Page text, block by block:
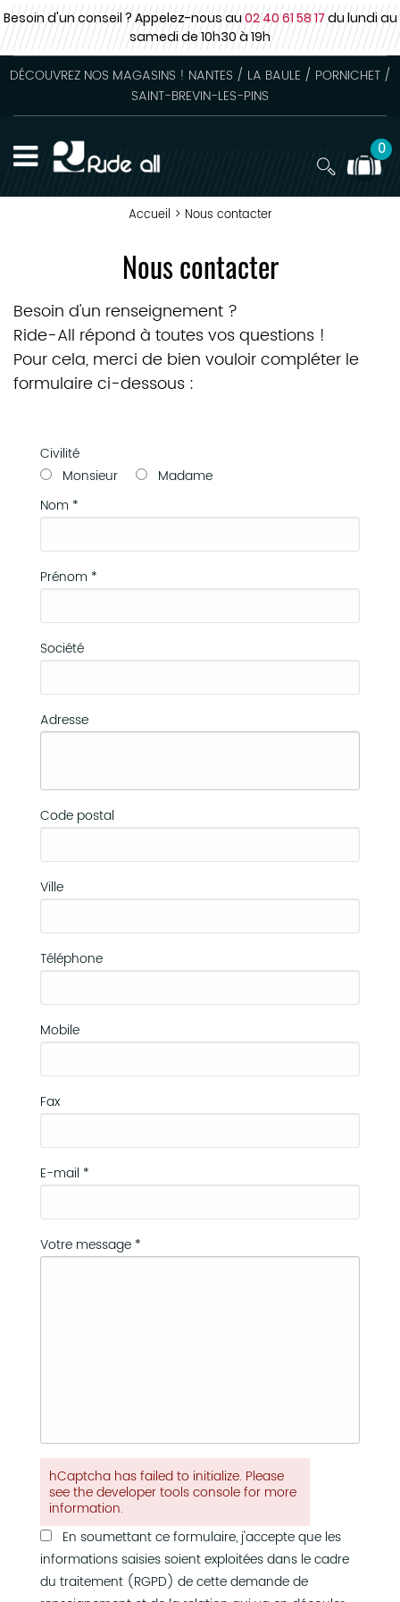
Besoin d'un conseil ? Appelez-nous au02 40 61 58 17du lundi au
samedide 10h30 à 19h
DÉCOUVREZ NOS MAGASINS ! NANTES / LA BAULE / PORNICHET /
SAINT-BREVIN-LES-PINS
0
Accueil > Nous contacter
Nous contacter
Besoin d'un renseignement ?
Ride-All répond à toutes vos questions !
Pour cela, merci de bien vouloir compléter le
formulaire ci-dessous :
Civilité
Monsieur
Madame
Nom *
Prénom *
Société
Adresse
Code postal
Ville
Téléphone
Mobile
Fax
E-mail *
Votre message *
hCaptcha has failed to initialize. Please
see the developer tools console for more
information.
En soumettant ce formulaire, j'accepte que les
informations saisies soient exploitées dans le cadre
du traitement (RGPD) de cette demande de